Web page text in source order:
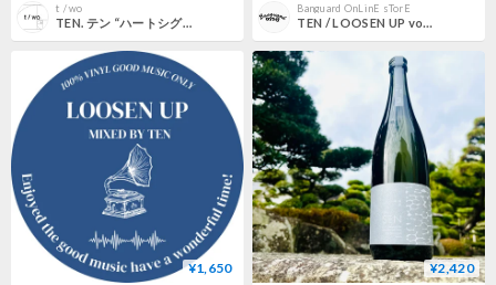
t / wo
TEN. テン “ハートシグネットリング”
Banguard OnLinE sTorE
TEN / LOOSEN UP vol.2 [MIX CD]
¥1,650 ¥2,420